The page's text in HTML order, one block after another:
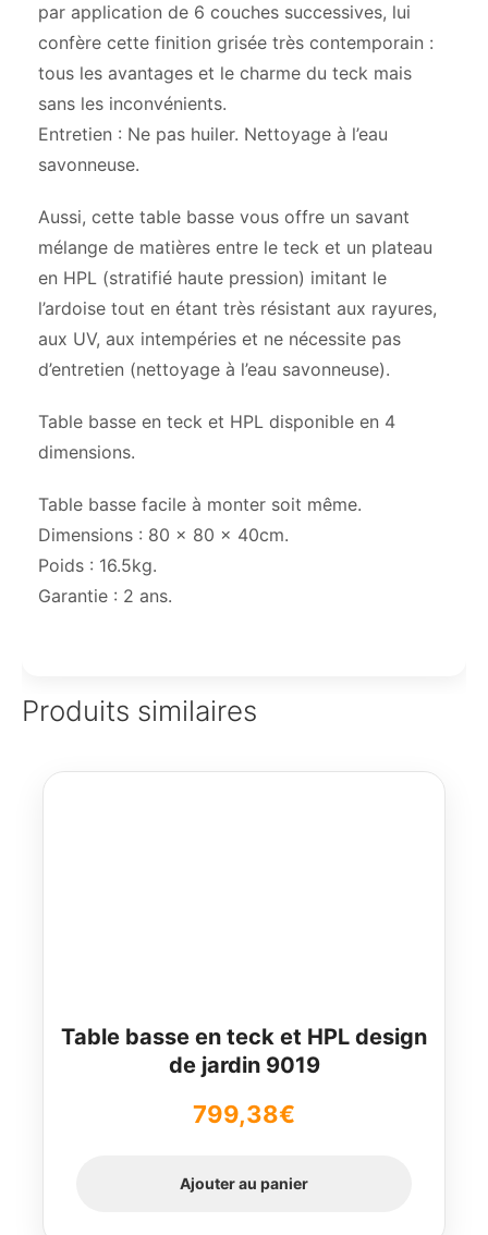
par application de 6 couches successives, lui
confère cette finition grisée très contemporain :
tous les avantages et le charme du teck mais
sans les inconvénients.
Entretien : Ne pas huiler. Nettoyage à l’eau
savonneuse.
Aussi, cette table basse vous offre un savant
mélange de matières entre le teck et un plateau
en HPL (stratifié haute pression) imitant le
l’ardoise tout en étant très résistant aux rayures,
aux UV, aux intempéries et ne nécessite pas
d’entretien (nettoyage à l’eau savonneuse).
Table basse en teck et HPL disponible en 4
dimensions.
Table basse facile à monter soit même.
Dimensions : 80 x 80 x 40cm.
Poids : 16.5kg.
Garantie : 2 ans.
Produits similaires
Table basse en teck et HPL design
de jardin 9019
799,38€
Ajouter au panier